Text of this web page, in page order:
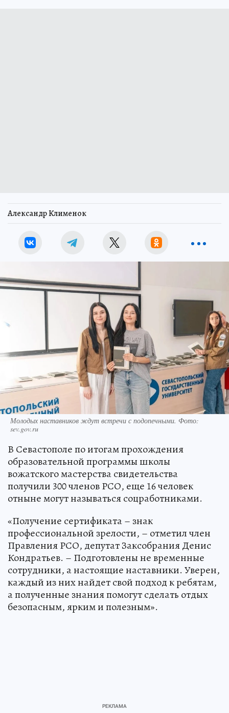
Александр Клименок
Молодых наставников ждут встречи с подопечными. Фото:
sev.gov.ru
В Севастополе по итогам прохождения
образовательной программы школы
вожатского мастерства свидетельства
получили 300 членов РСО, еще 16 человек
отныне могут называться соцработниками.
«Получение сертификата – знак
профессиональной зрелости, – отметил член
Правления РСО, депутат Заксобрания Денис
Кондратьев. – Подготовлены не временные
сотрудники, а настоящие наставники. Уверен,
каждый из них найдет свой подход к ребятам,
а полученные знания помогут сделать отдых
безопасным, ярким и полезным».